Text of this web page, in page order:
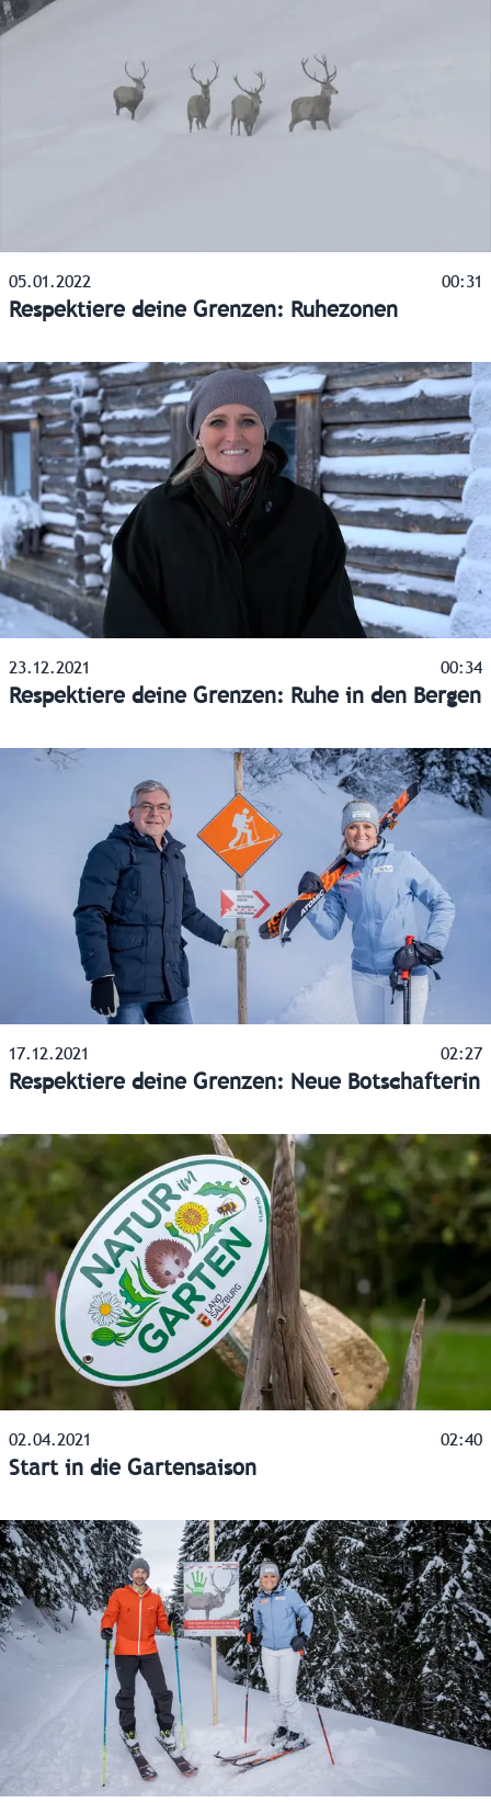
05.01.2022 00:31
Respektiere deine Grenzen: Ruhezonen
23.12.2021 00:34
Respektiere deine Grenzen: Ruhe in den Bergen
17.12.2021 02:27
Respektiere deine Grenzen: Neue Botschafterin
02.04.2021 02:40
Start in die Gartensaison